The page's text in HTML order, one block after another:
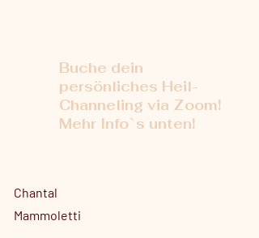
Chantal
Mammoletti
Buche dein
persönliches Heil-
Channeling via Zoom!
Mehr Info`s unten!